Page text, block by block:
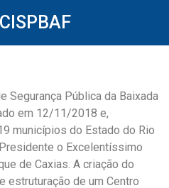
Segurança Pública da Baixada
em 12/11/2018 e,
municípios do Estado do Rio
o Excelentíssimo
de Caxias. A criação do
estruturação de um Centro